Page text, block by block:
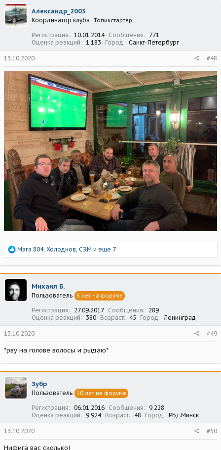
Александр_2003
Координатор клуба Топикстартер
Регистрация 10.01.2014 Сообщения
771
Оценка реакций
1 183 Город Санкт-Петербург
13.10.2020 #48
Р
а
к
ц
и
и
Мага 804, Холоднов СЭМ и еще 7
Михаил Б.
Пользователь 5 лет на форуме
Регистрация 27.09.2017 Сообщения
289
Оценка реакций
380 Возраст 45 Город Ленинград
13.10.2020 #49
*рву на голове волосы и рыдаю*
Зубр
Пользователь 10 лет на форуме
Регистрация 06.01.2016 Сообщения
9 228
Оценка реакций
9 924 Возраст 48 Город РБ,г.Минск
13.10.2020 #50
Нифига вас сколько!